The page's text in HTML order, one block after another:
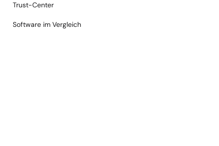
Trust-Center
Software im Vergleich